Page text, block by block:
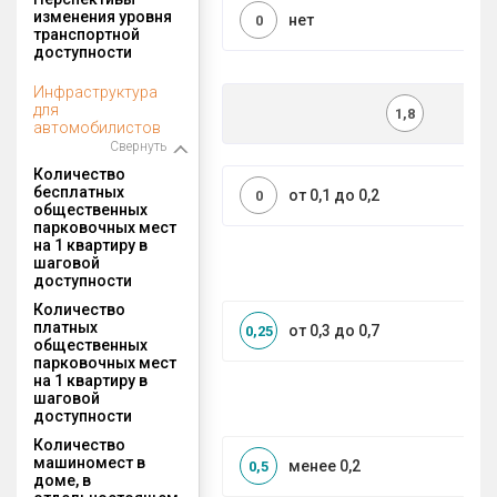
изменения уровня
транспортной
доступности
нет
0
Инфраструктура
для
автомобилистов
Свернуть
1,8
Количество
бесплатных
общественных
парковочных мест
на 1 квартиру в
шаговой
доступности
от 0,1 до 0,2
0
Количество
платных
общественных
парковочных мест
на 1 квартиру в
шаговой
доступности
от 0,3 до 0,7
0,25
Количество
машиномест в
доме, в
менее 0,2
0,5